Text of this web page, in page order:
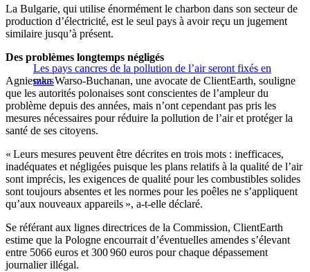
La Bulgarie, qui utilise énormément le charbon dans son secteur de
production d’électricité, est le seul pays à avoir reçu un jugement
similaire jusqu’à présent.
Les pays cancres de la pollution de l’air seront fixés en
mars
Des problèmes longtemps négligés
Agnieszka Warso-Buchanan, une avocate de ClientEarth, souligne
que les autorités polonaises sont conscientes de l’ampleur du
problème depuis des années, mais n’ont cependant pas pris les
mesures nécessaires pour réduire la pollution de l’air et protéger la
santé de ses citoyens.
« Leurs mesures peuvent être décrites en trois mots : inefficaces,
inadéquates et négligées puisque les plans relatifs à la qualité de l’air
sont imprécis, les exigences de qualité pour les combustibles solides
sont toujours absentes et les normes pour les poêles ne s’appliquent
qu’aux nouveaux appareils », a-t-elle déclaré.
Se référant aux lignes directrices de la Commission, ClientEarth
estime que la Pologne encourrait d’éventuelles amendes s’élevant
entre 5066 euros et 300 960 euros pour chaque dépassement
journalier illégal.